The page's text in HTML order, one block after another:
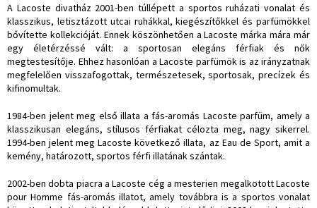
A Lacoste divatház 2001-ben túllépett a sportos ruházati vonalat és
klasszikus, letisztázott utcai ruhákkal, kiegészítőkkel és parfümökkel
bővítette kollekcióját. Ennek köszönhetően a Lacoste márka mára már
egy életérzéssé vált: a sportosan elegáns férfiak és nők
megtestesítője. Ehhez hasonlóan a Lacoste parfümök is az irányzatnak
megfelelően visszafogottak, természetesek, sportosak, precízek és
kifinomultak.
1984-ben jelent meg első illata a fás-aromás Lacoste parfüm, amely a
klasszikusan elegáns, stílusos férfiakat célozta meg, nagy sikerrel.
1994-ben jelent meg Lacoste következő illata, az Eau de Sport, amit a
kemény, határozott, sportos férfi illatának szántak.
2002-ben dobta piacra a Lacoste cég a mesterien megalkotott Lacoste
pour Homme fás-aromás illatot, amely továbbra is a sportos vonalat